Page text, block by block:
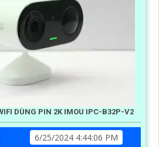
DÙNG PIN 2K IMOU IPC-B32P-V2
6/25/2024 4:44:06 PM